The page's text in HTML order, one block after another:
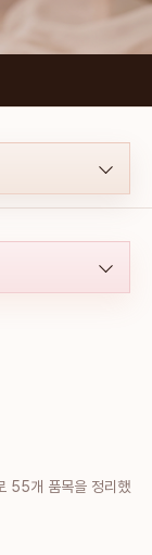
55개 품목을 정리했